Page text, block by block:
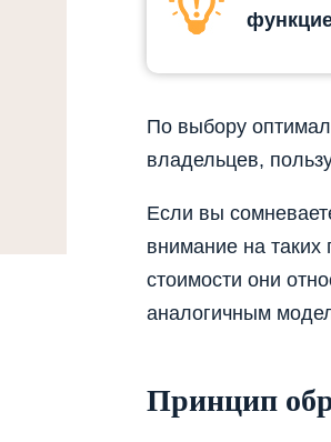
По выбору
владельцев,
Если вы
внимание на
стоимости они
аналогичным
Принцип